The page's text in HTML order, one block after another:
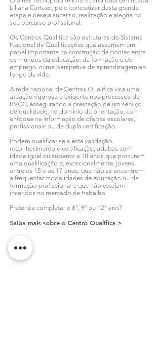
Liliana Cartaxo, pelo concretizar desta grande
etapa e deseja sucesso, realização e alegria no
seu percurso profissional.
Os Centros Qualifica são estruturas do Sistema
Nacional de Qualificações que assumem um
papel importante na construção de pontes entre
os mundos da educação, da formação e do
emprego, numa perspetiva de aprendizagem ao
longo da vida.
A rede nacional de Centros Qualifica visa uma
atuação rigorosa e exigente nos processos de
RVCC, assegurando a prestação de um serviço
de qualidade, no domínio da orientação, com
enfoque na informação de ofertas escolares,
profissionais ou de dupla certificação.
Podem qualificar-se a esta validação,
reconhecimento e certificação, adultos com
idade igual ou superior a 18 anos que procurem
uma qualificação e, excecionalmente, jovens,
entre os 15 e os 17 anos, que não se encontrem
a frequentar modalidades de educação ou de
formação profissional e que não estejam
inseridos no mercado de trabalho.
Pretende completar o 6º, 9º ou 12º ano?
Saiba mais sobre o Centro Qualifica >